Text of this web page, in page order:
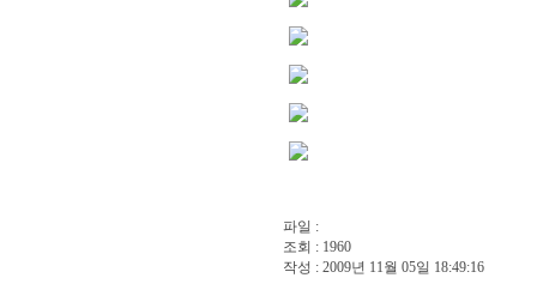
파일 :
조회 : 1960
작성 : 2009년 11월 05일 18:49:16